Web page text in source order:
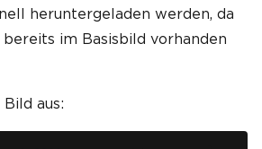
heruntergeladen werden, da
im Basisbild vorhanden
aus: